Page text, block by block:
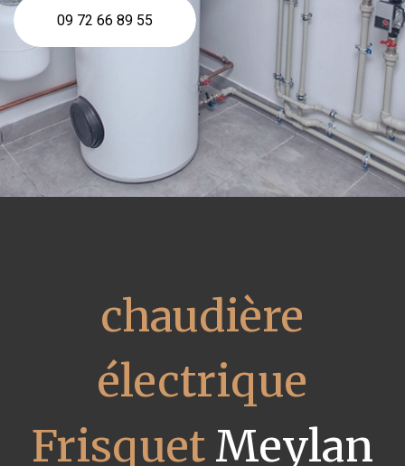
09 72 66 89 55
chaudière
électrique
FrisquetMeylan